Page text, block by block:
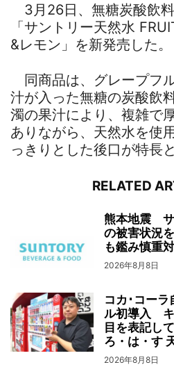
3月26日、無糖炭酸飲
「サントリー天然水
&レモン」を新発売した。
同商品は、グレープフ
汁が入った無糖の炭酸飲
濁の果汁により、複雑で
ありながら、天然水を使
っきりとした後口が特長
RELATED
熊本地震 サ
の被害状況
も鑑み慎重
2026年8月8日
コカ･コーラ
ル初導入 キ
目を表記し
ろ・は・す
2026年8月8日